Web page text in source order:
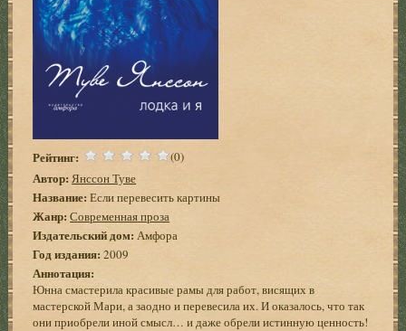
Рейтинг: (0)
Автор: Янссон Туве
Название: Если перевесить картины
Жанр: Современная проза
Издательский дом: Амфора
Год издания: 2009
Аннотация:
Юнна смастерила красивые рамы для работ, висящих в
мастерской Мари, а заодно и перевесила их. И оказалось, что так
они приобрели иной смысл… и даже обрели истинную ценность!